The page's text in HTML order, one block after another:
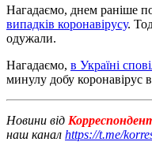
Нагадаємо, днем ​​раніше
випадків коронавірусу.
одужали.
Нагадаємо, в Україні
минулу добу коронавірус
Новини від
наш канал https://t.me/